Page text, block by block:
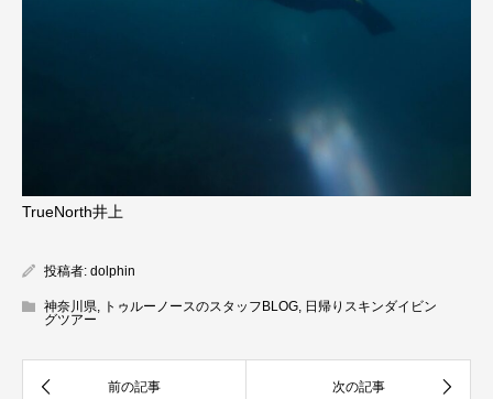
TrueNorth井上
投稿者: dolphin
神奈川県 トゥルーノースのスタッフBLOG 日帰りスキンダイビン
グツアー